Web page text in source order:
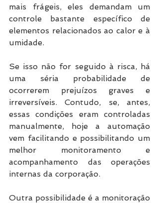
mais frágeis, eles demandam um
controle bastante específico de
elementos relacionados ao calor e à
umidade.
Se isso não for seguido à risca, há
uma séria probabilidade de
ocorrerem prejuízos graves e
irreversíveis. Contudo, se, antes,
essas condições eram controladas
manualmente, hoje a automação
vem facilitando e possibilitando um
melhor monitoramento e
acompanhamento das operações
internas da corporação.
Outra possibilidade é a monitoração